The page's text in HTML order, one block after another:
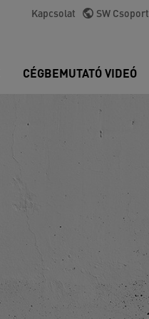
Kapcsolat SW Csoport
CÉGBEMUTATÓ VIDEÓ